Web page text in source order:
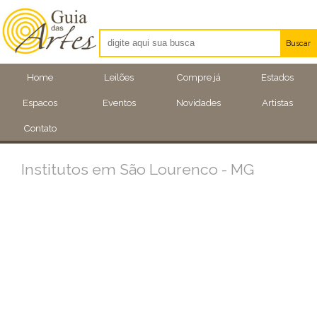
Home Leilões Compre já Estados
Espacos Eventos Novidades Artistas
Contato
Buscar
Artistas
Eventos
Institutos em São Lourenco - MG